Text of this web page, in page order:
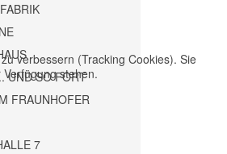
UND SO FORT
FRAUNHOFER
7
verbessern (Tracking Cookies). Sie
stehen.